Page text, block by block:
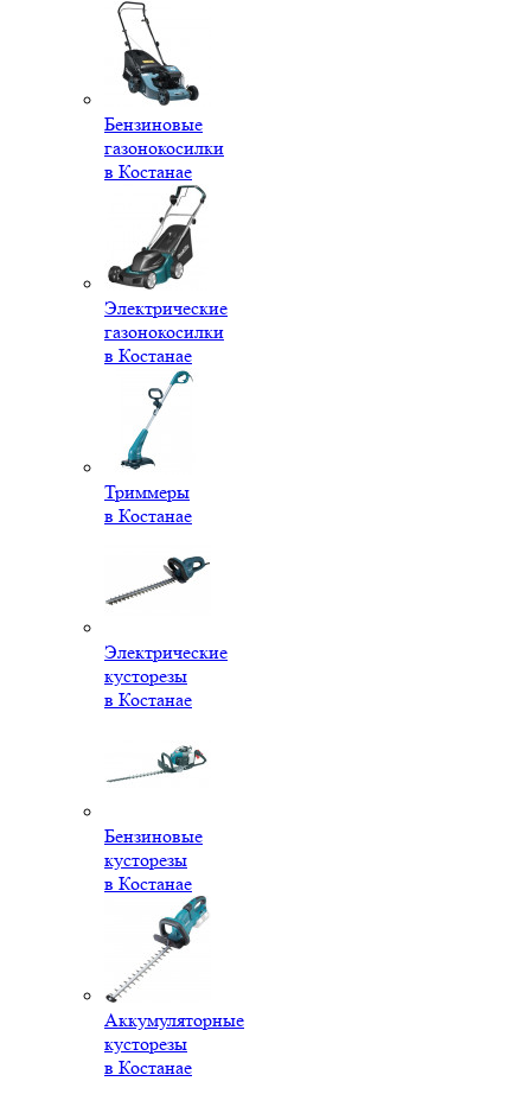
Бензиновые
газонокосилки
в Костанае
Электрические
газонокосилки
в Костанае
Триммеры
в Костанае
Электрические
кусторезы
в Костанае
Бензиновые
кусторезы
в Костанае
Аккумуляторные
кусторезы
в Костанае